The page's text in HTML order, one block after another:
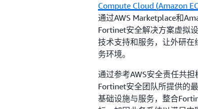
AWS上的FortiWeb 基于人
误报，因此外研在线的IT安
测策略。双层机器学习引
判断它们是否真的是威胁
意图的其它方法有所不同。
他工具结合使用时，
AWS上的FortiWeb通过机
进一步防御动作之前可以快
Compute Cloud (Amazon
通过AWS Marketplace和
Fortinet安全解决方案虚拟
技术支持和服务，让外研
务环境。
通过参考AWS安全责任共
Fortinet安全团队所提供的
基础设施与服务，整合